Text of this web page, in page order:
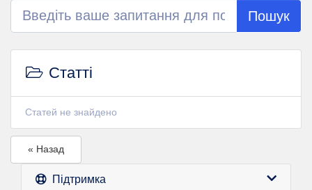
Пошук
Статті
Статей не знайдено
« Назад
Підтримка